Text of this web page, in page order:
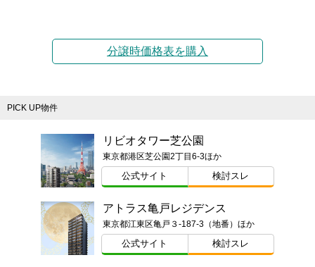
分譲時価格表を購入
PICK UP物件
リビオタワー芝公園
東京都港区芝公園2丁目6-3ほか
公式サイト 検討スレ
アトラス亀戸レジデンス
東京都江東区亀戸３-187-3（地番）ほか
公式サイト 検討スレ